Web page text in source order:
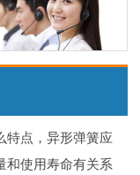
特点，异形弹簧应
品
和使用寿命有关系